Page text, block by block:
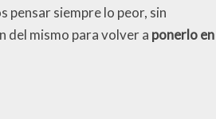
siempre lo peor, sin
del mismo para volver a ponerlo en